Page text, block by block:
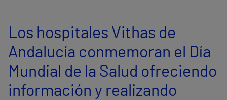
Servicios de salud
Equipo médico y asistencial
Los hospitales Vithas de
Andalucía conmemoran el Día
Mundial de la Salud ofreciendo
información y realizando